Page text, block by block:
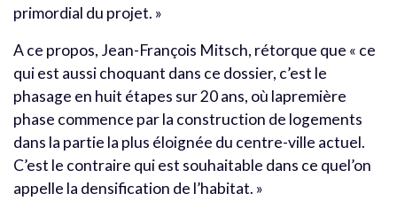
primordial du projet. »
A ce propos, Jean-François Mitsch, rétorque que « ce
qui est aussi choquant dans ce dossier, c’est le
phasage en huit étapes sur 20 ans, où lapremière
phase commence par la construction de logements
dans la partie la plus éloignée du centre-ville actuel.
C’est le contraire qui est souhaitable dans ce quel’on
appelle la densification de l’habitat. »